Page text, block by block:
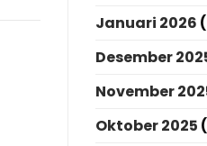
Januari 2026
Desember
November
Oktober 2025